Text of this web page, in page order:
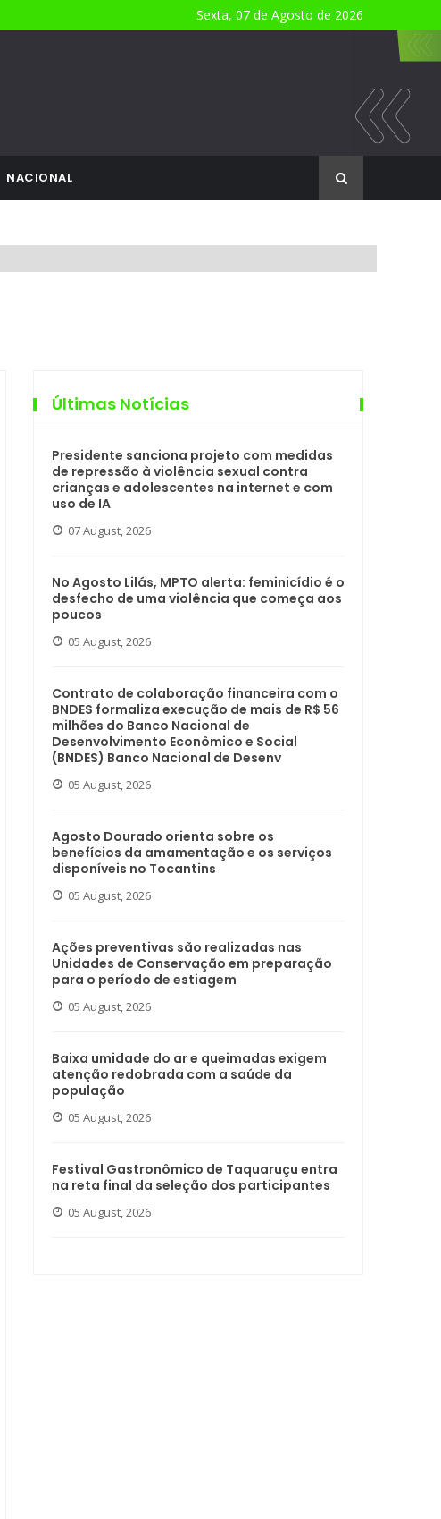
Sexta, 07 de Agosto de 2026
NACIONAL
Últimas Notícias
Presidente sanciona projeto com medidas
de repressão à violência sexual contra
crianças e adolescentes na internet e com
uso de IA
07 August, 2026
No Agosto Lilás, MPTO alerta: feminicídio é o
desfecho de uma violência que começa aos
poucos
05 August, 2026
Contrato de colaboração financeira com o
BNDES formaliza execução de mais de R$ 56
milhões do Banco Nacional de
Desenvolvimento Econômico e Social
(BNDES) Banco Nacional de Desenv
05 August, 2026
Agosto Dourado orienta sobre os
benefícios da amamentação e os serviços
disponíveis no Tocantins
05 August, 2026
Ações preventivas são realizadas nas
Unidades de Conservação em preparação
para o período de estiagem
05 August, 2026
Baixa umidade do ar e queimadas exigem
atenção redobrada com a saúde da
população
05 August, 2026
Festival Gastronômico de Taquaruçu entra
na reta final da seleção dos participantes
05 August, 2026